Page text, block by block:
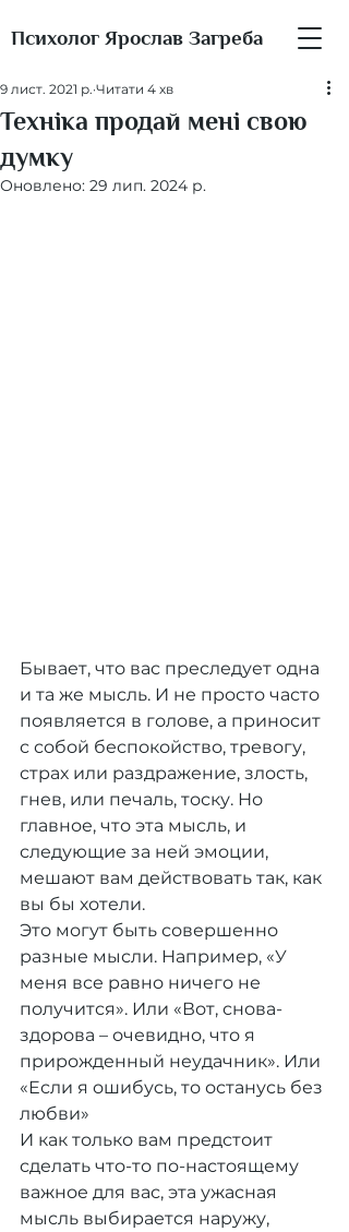
Психолог Ярослав Загреба
Техніка продай мені свою
думку
9 лист. 2021 р. Читати 4 хв
Оновлено: 29 лип. 2024 р.
Бывает, что вас преследует одна
и та же мысль. И не просто часто
появляется в голове, а приносит
с собой беспокойство, тревогу,
страх или раздражение, злость,
гнев, или печаль, тоску. Но
главное, что эта мысль, и
следующие за ней эмоции,
мешают вам действовать так, как
вы бы хотели.
Это могут быть совершенно
разные мысли. Например, «У
меня все равно ничего не
получится». Или «Вот, снова-
здорова – очевидно, что я
прирожденный неудачник». Или
«Если я ошибусь, то останусь без
любви»
И как только вам предстоит
сделать что-то по-настоящему
важное для вас, эта ужасная
мысль выбирается наружу,